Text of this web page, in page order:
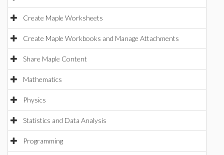
Create Maple Worksheets
Create Maple Workbooks and Manage Attachments
Share Maple Content
Mathematics
Physics
Statistics and Data Analysis
Programming